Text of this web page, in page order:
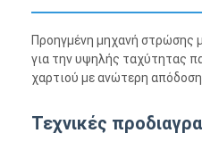
Προηγμένη μηχανή στρώσης
για την υψηλής ταχύτητας
χαρτιού με ανώτερη απόδοση
Τεχνικές